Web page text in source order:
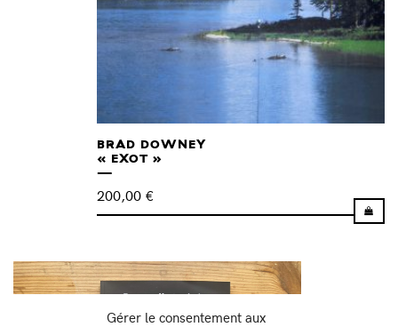
Gérer le consentement aux
BRAD DOWNEY
« EXOT »
200,00 €